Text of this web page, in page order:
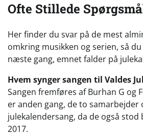
Ofte Stillede
Her finder du svar på de mest
omkring musikken og serien, så
næste gang, emnet falder på
Hvem synger sangen til Valdes
Sangen fremføres af Burhan G og
er anden gang, de to samarbejder
julekalendersang, da de også stod
2017.